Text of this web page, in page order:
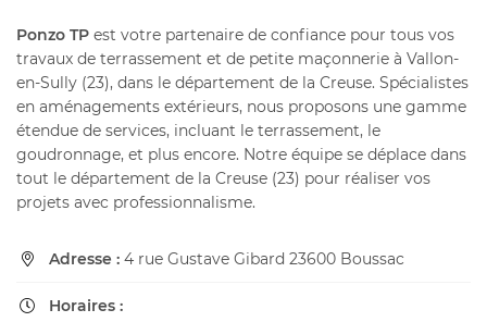
En cochant cette case, vous consentez à recevoir nos propositions
commerciales à l'adresse email indiqué ci-dessus. Vous pouvez vous désinscrire
à tout moment en utilisant
le formulaire de désinscription
Ponzo TP est votre partenaire de confiance pour tous vos
travaux de terrassement et de petite maçonnerie à Vallon-
en-Sully (23), dans le département de la Creuse. Spécialistes
en aménagements extérieurs, nous proposons une gamme
étendue de services, incluant le terrassement, le
goudronnage, et plus encore. Notre équipe se déplace dans
tout le département de la Creuse (23) pour réaliser vos
projets avec professionnalisme.
 Adresse : 4 rue Gustave Gibard 23600 Boussac

Horaires :